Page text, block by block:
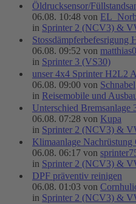
Öldrucksensor/
06.08. 10:48 von
in Sprinter 2 (NCV3) &
Stossdämpferbefesrigung
06.08. 09:52 von
in Sprinter 3 (VS30)
unser 4x4 Sprinter H2L2
06.08. 09:00 von Schnabel
in Reisemobile und
Unterschied Bremsanlage
06.08. 07:28 von Kupa
in Sprinter 2 (NCV3) &
Klimaanlage Nachrüstung
06.08. 06:17 von
in Sprinter 2 (NCV3) &
DPF präventiv reinigen
06.08. 01:03 von
in Sprinter 2 (NCV3) &